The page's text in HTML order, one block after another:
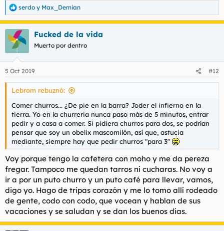
R
e
a
c
c
e
s
serdo y Max_Demian
Fucked de la vida
Muerto por dentro
5 Oct 2019 #12
Lebrom rebuznó:
Comer churros... ¿De pie en la barra? Joder el infierno en la
tierra. Yo en la churreria nunca paso más de 5 minutos, entrar
pedir y a casa a comer. Si pidiera churros para dos, se podrían
pensar que soy un obelix mascomilón, así que, astucia
mediante, siempre hay que pedir churros "para 3"
Voy porque tengo la cafetera con moho y me da pereza
fregar. Tampoco me quedan tarros ni cucharas. No voy a
ir a por un puto churro y un puto café para llevar, vamos,
digo yo. Hago de tripas corazón y me lo tomo allí rodeado
de gente, codo con codo, que vocean y hablan de sus
vacaciones y se saludan y se dan los buenos días.